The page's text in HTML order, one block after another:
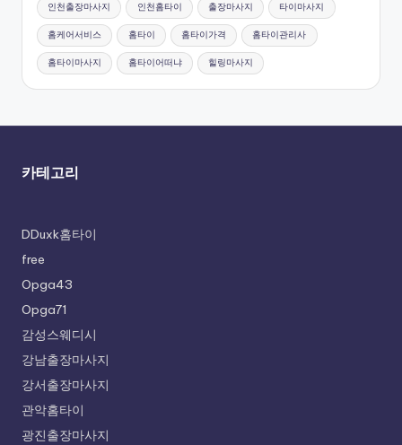
인천출장마사지 인천홈타이 출장마사지 타이마사지
홈케어서비스 홈타이 홈타이가격 홈타이관리사
홈타이마사지 홈타이어떠냐 힐링마사지
카테고리
DDuxk홈타이
free
Opga43
Opga71
감성스웨디시
강남출장마사지
강서출장마사지
관악홈타이
광진출장마사지